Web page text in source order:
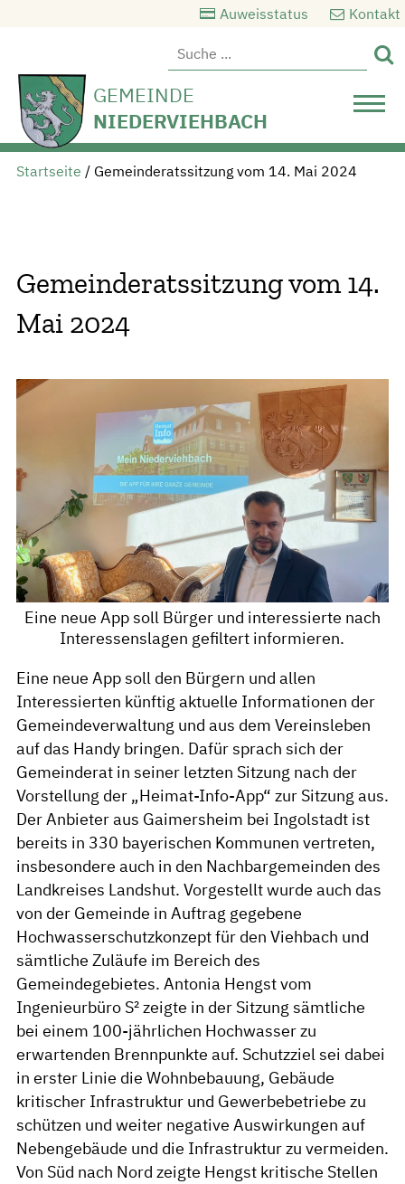
Auweisstatus Kontakt

GEMEINDE
NIEDERVIEHBACH
Startseite / Gemeinderatssitzung vom 14. Mai 2024
Gemeinderatssitzung vom 14.
Mai 2024
Eine neue App soll Bürger und interessierte nach
Interessenslagen gefiltert informieren.
Eine neue App soll den Bürgern und allen
Interessierten künftig aktuelle Informationen der
Gemeindeverwaltung und aus dem Vereinsleben
auf das Handy bringen. Dafür sprach sich der
Gemeinderat in seiner letzten Sitzung nach der
Vorstellung der „Heimat-Info-App“ zur Sitzung aus.
Der Anbieter aus Gaimersheim bei Ingolstadt ist
bereits in 330 bayerischen Kommunen vertreten,
insbesondere auch in den Nachbargemeinden des
Landkreises Landshut. Vorgestellt wurde auch das
von der Gemeinde in Auftrag gegebene
Hochwasserschutzkonzept für den Viehbach und
sämtliche Zuläufe im Bereich des
Gemeindegebietes. Antonia Hengst vom
Ingenieurbüro S² zeigte in der Sitzung sämtliche
bei einem 100-jährlichen Hochwasser zu
erwartenden Brennpunkte auf. Schutzziel sei dabei
in erster Linie die Wohnbebauung, Gebäude
kritischer Infrastruktur und Gewerbebetriebe zu
schützen und weiter negative Auswirkungen auf
Nebengebäude und die Infrastruktur zu vermeiden.
Von Süd nach Nord zeigte Hengst kritische Stellen